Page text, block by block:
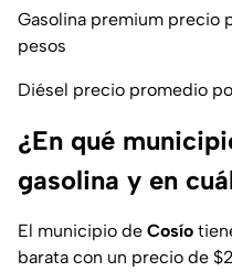
Gasolina premium precio
pesos
Diésel precio promedio
¿En qué
gasolina y en
El municipio de Cosío
barata con un precio de